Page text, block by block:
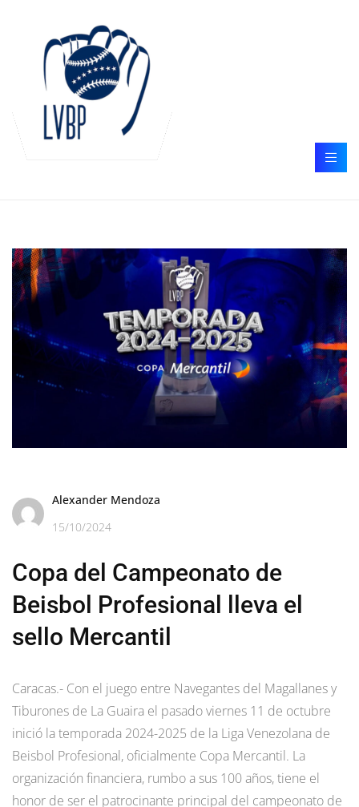
Alexander Mendoza
15/10/2024
Copa del Campeonato de
Beisbol Profesional lleva el
sello Mercantil
Caracas.- Con el juego entre Navegantes del Magallanes y
Tiburones de La Guaira el pasado viernes 11 de octubre
inició la temporada 2024-2025 de la Liga Venezolana de
Beisbol Profesional, oficialmente Copa Mercantil. La
organización financiera, rumbo a sus 100 años, tiene el
honor de ser el patrocinante principal del campeonato de